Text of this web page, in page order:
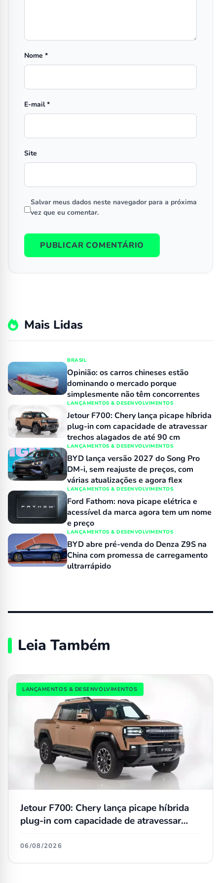
Nome *
E-mail*
Site
Salvar meus dados neste navegador para a próxima
vez que eu comentar.
Mais Lidas
BRASIL
Opinião: os carros chineses estão
dominando o mercado porque
simplesmente não têm concorrentes
LANÇAMENTOS & DESENVOLVIMENTOS
Jetour F700: Chery lança picape híbrida
plug-in com capacidade de atravessar
trechos alagados de até 90 cm
LANÇAMENTOS & DESENVOLVIMENTOS
BYD lança versão 2027 do Song Pro
DM-i, sem reajuste de preços, com
várias atualizações e agora flex
LANÇAMENTOS & DESENVOLVIMENTOS
Ford Fathom: nova picape elétrica e
acessível da marca agora tem um nome
e preço
LANÇAMENTOS & DESENVOLVIMENTOS
BYD abre pré-venda do Denza Z9S na
China com promessa de carregamento
ultrarrápido
Leia Também
LANÇAMENTOS & DESENVOLVIMENTOS
Jetour F700: Chery lança picape híbrida
plug-in com capacidade de atravessar
06/08/2026